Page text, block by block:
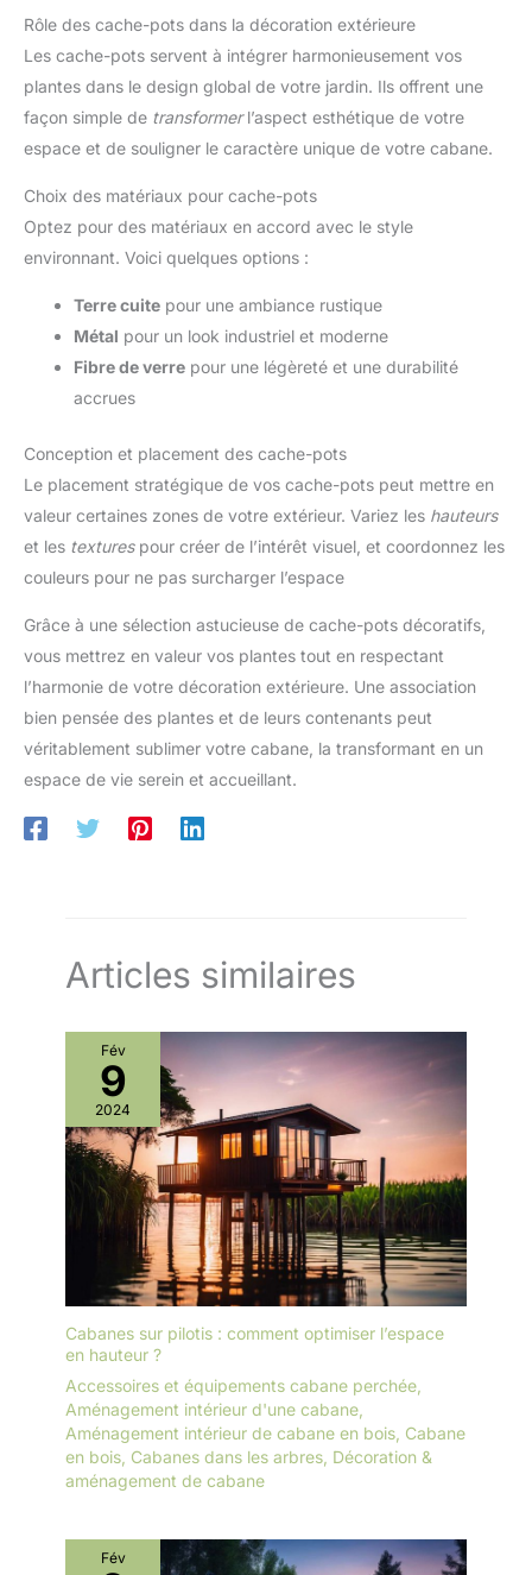
Rôle des cache-pots dans la décoration extérieure
Les cache-pots servent à intégrer harmonieusement vos
plantes dans le design global de votre jardin. Ils offrent une
façon simple de transformerl’aspect esthétique de votre
espace et de souligner le caractère unique de votre cabane.
Choix des matériaux pour cache-pots
Optez pour des matériaux en accord avec le style
environnant. Voici quelques options :
Terre cuite pour une ambiance rustique
Métal pour un look industriel et moderne
Fibre de verre pour une légèreté et une durabilité
accrues
Conception et placement des cache-pots
Le placement stratégique de vos cache-pots peut mettre en
valeur certaines zones de votre extérieur. Variez les hauteurs
et les texturespour créer de l’intérêt visuel, et coordonnez les
couleurs pour ne pas surcharger l’espace
Grâce à une sélection astucieuse de cache-pots décoratifs,
vous mettrez en valeur vos plantes tout en respectant
l’harmonie de votre décoration extérieure. Une association
bien pensée des plantes et de leurs contenants peut
véritablement sublimer votre cabane, la transformant en un
espace de vie serein et accueillant.
Articles similaires
Fév
9
2024
Cabanes sur pilotis : comment optimiser l’espace
en hauteur ?
Accessoires et équipements cabane perchée
Aménagement intérieur d'une cabane
Aménagement intérieur de cabane en bois Cabane
en bois Cabanes dans les arbres Décoration &
aménagement de cabane
Fév